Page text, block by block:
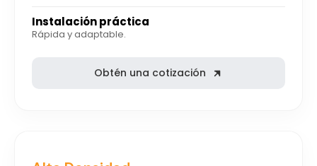
Instalación práctica
Rápida y adaptable.
Obtén una cotización